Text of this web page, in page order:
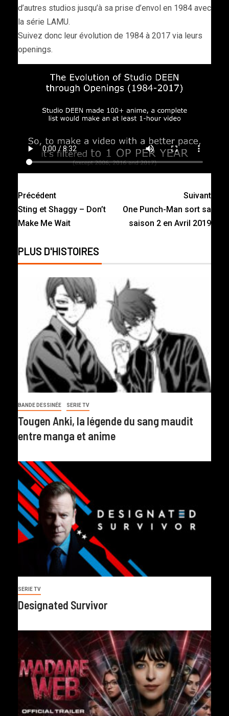
d’autres studios jusqu’à sa prise d’envol en 1984 avec
la série LAMU.
Suivez donc leur évolution de 1984 à 2017 via leurs
openings.
Précédent
Sting et Shaggy – Don’t
Make Me Wait
Suivant
One Punch-Man sort sa
saison 2 en Avril 2019
PLUS D'HISTOIRES
BANDE DESSINÉE SERIE TV
Tougen Anki, la légende du sang maudit
entre manga et anime
SERIE TV
Designated Survivor